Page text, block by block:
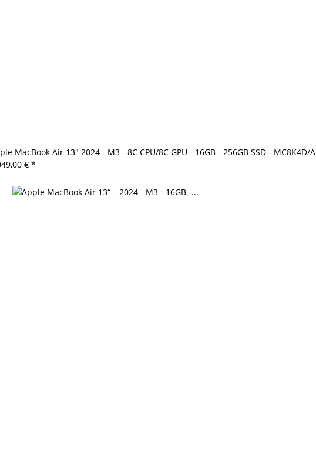
MacBook Air 13" 2024 - M3 - 8C CPU/8C GPU - 16GB - 256GB SSD - MC8K4D/A
€ *